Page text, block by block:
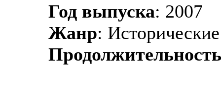
Год выпуска: 2007
Жанр:
Продолжительность